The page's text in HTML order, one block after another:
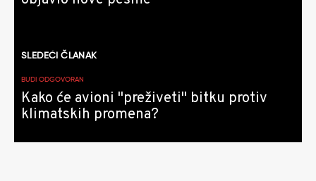
SLEDEĆI ČLANAK
BUDI ODGOVORAN
Kako će avioni "preživeti" bitku protiv
klimatskih promena?